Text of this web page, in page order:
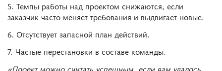
5. Темпы работы над проектом снижаются, если
заказчик часто меняет требования и выдвигает новые.
6. Отсутствует запасной план действий.
7. Частые перестановки в составе команды.
«Проект можно считать успешным, если вам удалось